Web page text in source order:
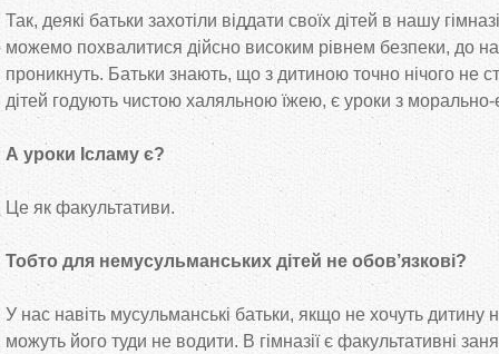
Так, деякі батьки захотіли віддати своїх дітей в нашу
можемо похвалитися дійсно високим рівнем безпеки, до
проникнуть. Батьки знають, що з дитиною точно нічого не
дітей годують чистою халяльною їжею, є уроки з
А уроки Ісламу є?
Це як факультативи.
Тобто для немусульманських дітей не обов’язкові?
У нас навіть мусульманські батьки, якщо не хочуть дитину
можуть його туди не водити. В гімназії є факультативні